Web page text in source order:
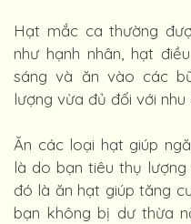
Hạt mắc ca thường
như hạnh nhân, hạt
sáng và ăn vào các
lượng vừa đủ đối với
Ăn các loại hạt giúp
là do bạn tiêu thụ
đó là ăn hạt giúp tăng
bạn không bị dư thừa